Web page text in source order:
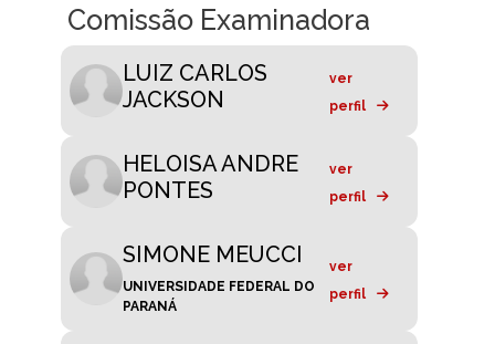
Comissão Examinadora
LUIZ CARLOS
JACKSON
ver
perfil
HELOISA ANDRE
PONTES
ver
perfil
SIMONE MEUCCI
UNIVERSIDADE FEDERAL DO
PARANÁ
ver
perfil